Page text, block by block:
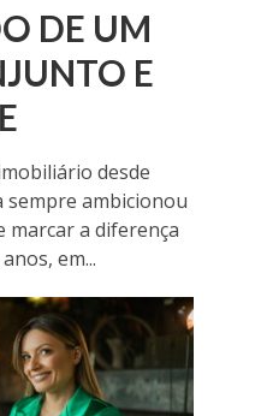
DE UM
E
desde
sempre ambicionou
a diferença
em...